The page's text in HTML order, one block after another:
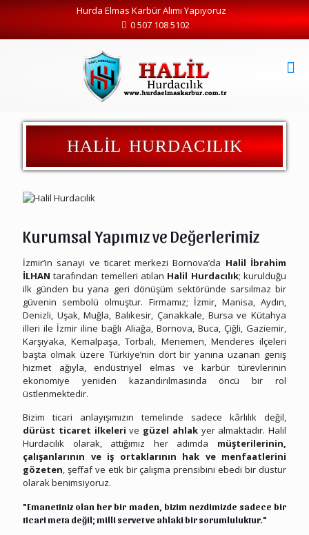
Hurda Elmas Karbür Alımı Yapıyoruz
0 507 108 5102
HALİL HURDACILIK
Kurumsal Yapımız ve Değerlerimiz
İzmir’in sanayi ve ticaret merkezi Bornova’da Halil İbrahim
İLHAN tarafından temelleri atılan Halil Hurdacılık; kurulduğu
ilk günden bu yana geri dönüşüm sektöründe sarsılmaz bir
güvenin sembolü olmuştur. Firmamız; İzmir, Manisa, Aydın,
Denizli, Uşak, Muğla, Balıkesir, Çanakkale, Bursa ve Kütahya
illeri ile İzmir iline bağlı Aliağa, Bornova, Buca, Çiğli, Gaziemir,
Karşıyaka, Kemalpaşa, Torbalı, Menemen, Menderes ilçeleri
başta olmak üzere Türkiye’nin dört bir yanına uzanan geniş
hizmet ağıyla, endüstriyel elmas ve karbür türevlerinin
ekonomiye yeniden kazandırılmasında öncü bir rol
üstlenmektedir.
Bizim ticari anlayışımızın temelinde sadece kârlılık değil,
dürüst ticaret ilkeleri ve güzel ahlakyer almaktadır. Halil
Hurdacılık olarak, attığımız her adımda müşterilerinin,
çalışanlarının ve iş ortaklarının hak ve menfaatlerini
gözeten, şeffaf ve etik bir çalışma prensibini ebedi bir düstur
olarak benimsiyoruz.
"Emanetiniz olan her bir maden, bizim nezdimizde sadece bir
ticari meta değil; milli servet ve ahlaki bir sorumluluktur."